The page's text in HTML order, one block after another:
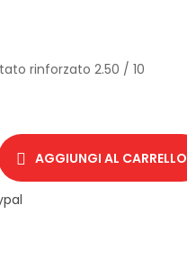
rinforzato 2.50 / 10
AGGIUNGI AL CARRELLO